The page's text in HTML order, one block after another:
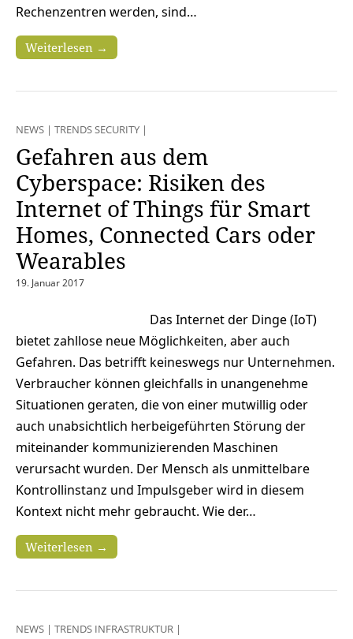
Rechenzentren werden, sind…
Weiterlesen →
NEWS | TRENDS SECURITY |
Gefahren aus dem
Cyberspace: Risiken des
Internet of Things für Smart
Homes, Connected Cars oder
Wearables
19. Januar 2017
Das Internet der Dinge (IoT)
bietet zahllose neue Möglichkeiten, aber auch
Gefahren. Das betrifft keineswegs nur Unternehmen.
Verbraucher können gleichfalls in unangenehme
Situationen geraten, die von einer mutwillig oder
auch unabsichtlich herbeigeführten Störung der
miteinander kommunizierenden Maschinen
verursacht wurden. Der Mensch als unmittelbare
Kontrollinstanz und Impulsgeber wird in diesem
Kontext nicht mehr gebraucht. Wie der…
Weiterlesen →
NEWS | TRENDS INFRASTRUKTUR |